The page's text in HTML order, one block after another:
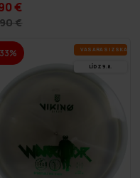
€
€
VA­SA­RAS IZ­SKA­ŅA
LĪDZ 9.8.